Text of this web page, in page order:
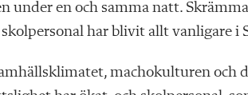
under en och samma natt.
har blivit allt vanligare i
machokulturen och